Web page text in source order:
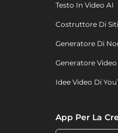
Testo In Video AI
Costruttore Di
Generatore Di
Generatore Video
Idee Video Di
App Per La